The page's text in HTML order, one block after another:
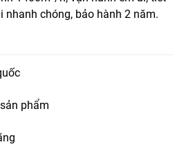
nhanh chóng, bảo hành 2 năm.
phẩm